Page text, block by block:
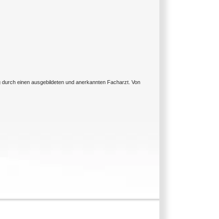
einen ausgebildeten und anerkannten Facharzt. Von